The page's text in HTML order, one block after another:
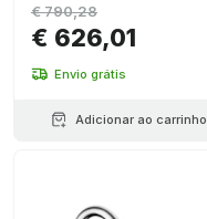
€ 626,01
€ 790,28
Envio grátis
Adicionar ao carrinho